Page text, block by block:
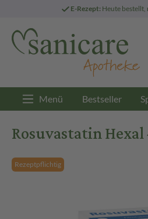
E-Rezept: Heute bestellt,
Menü Bestseller
Rosuvastatin
Rezeptpflichtig